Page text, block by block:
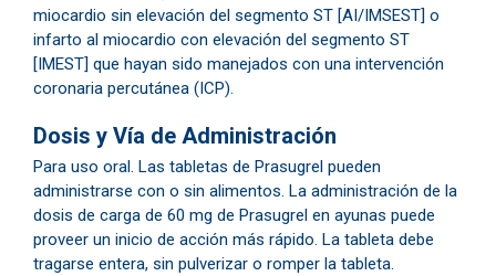
miocardio sin elevación del segmento ST [AI/IMSEST] o
infarto al miocardio con elevación del segmento ST
[IMEST] que hayan sido manejados con una intervención
coronaria percutánea (ICP).
Dosis y Vía de Administración
​Para uso oral. Las tabletas de Prasugrel pueden
administrarse con o sin alimentos. La administración de la
dosis de carga de 60 mg de Prasugrel en ayunas puede
proveer un inicio de acción más rápido. La tableta debe
tragarse entera, sin pulverizar o romper la tableta.